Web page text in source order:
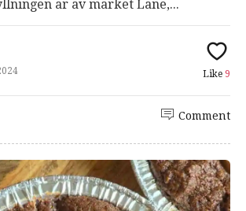
är av märket Lane,...
Like 9
Comment